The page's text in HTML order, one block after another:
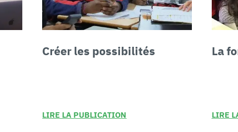
Créer les possibilités
LIRE LA PUBLICATION
La
LIRE